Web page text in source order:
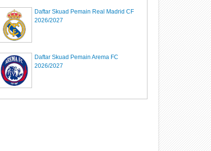
Daftar Skuad Pemain Real Madrid CF
2026/2027
Daftar Skuad Pemain Arema FC
2026/2027